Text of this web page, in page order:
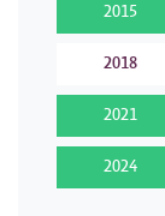
2015
2018
2021
2024